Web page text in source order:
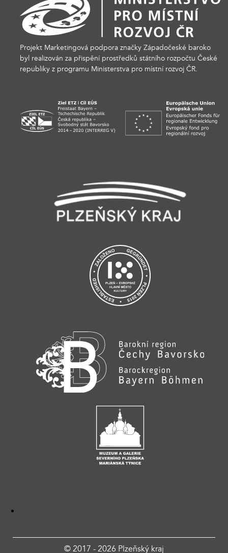
Projekt Marketingová podpora značky Západočeské baroko
byl realizován za přispění prostředků státního rozpočtu České
republiky z programu Ministerstva pro místní rozvoj ČR.
© 2017 - 2026 Plzeňský kraj